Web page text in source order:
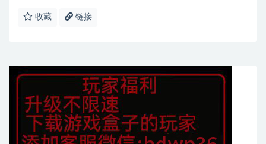
收藏 链接